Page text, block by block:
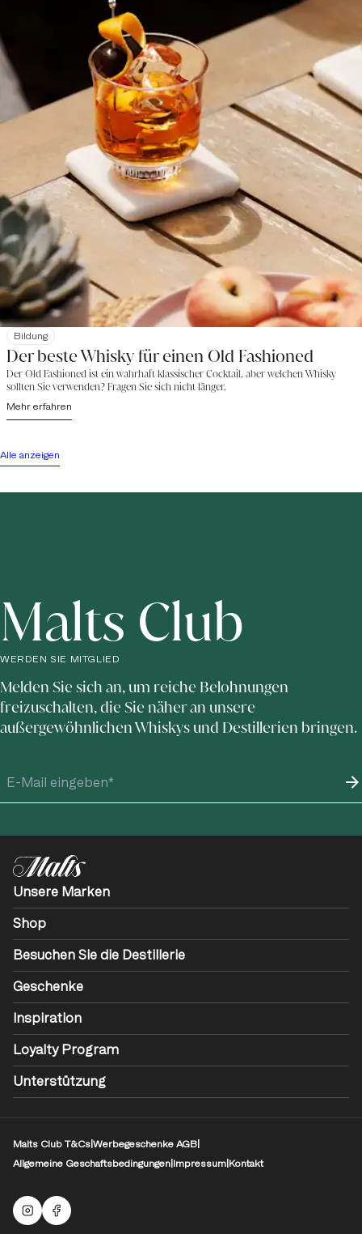
Bildung
Der beste Whisky für einen Old Fashioned
Der Old Fashioned ist ein wahrhaft klassischer Cocktail, aber welchen Whisky
sollten Sie verwenden? Fragen Sie sich nicht länger.
Mehr erfahren
Alle anzeigen
Malts Club
WERDEN SIE MITGLIED
Melden Sie sich an, um reiche Belohnungen
freizuschalten, die Sie näher an unsere
außergewöhnlichen Whiskys und Destillerien bringen.
Unsere Marken
Shop
Besuchen Sie die Destillerie
Geschenke
Inspiration
Loyalty Program
Unterstützung
Malts Club T&CsWerbegeschenke AGB
Allgemeine Geschaftsbedingungen Impressum Kontakt
Malts Instagram
Facebook-Logo